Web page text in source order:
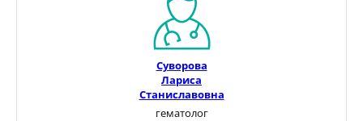
Суворова
Лариса
Станиславовна
гематолог